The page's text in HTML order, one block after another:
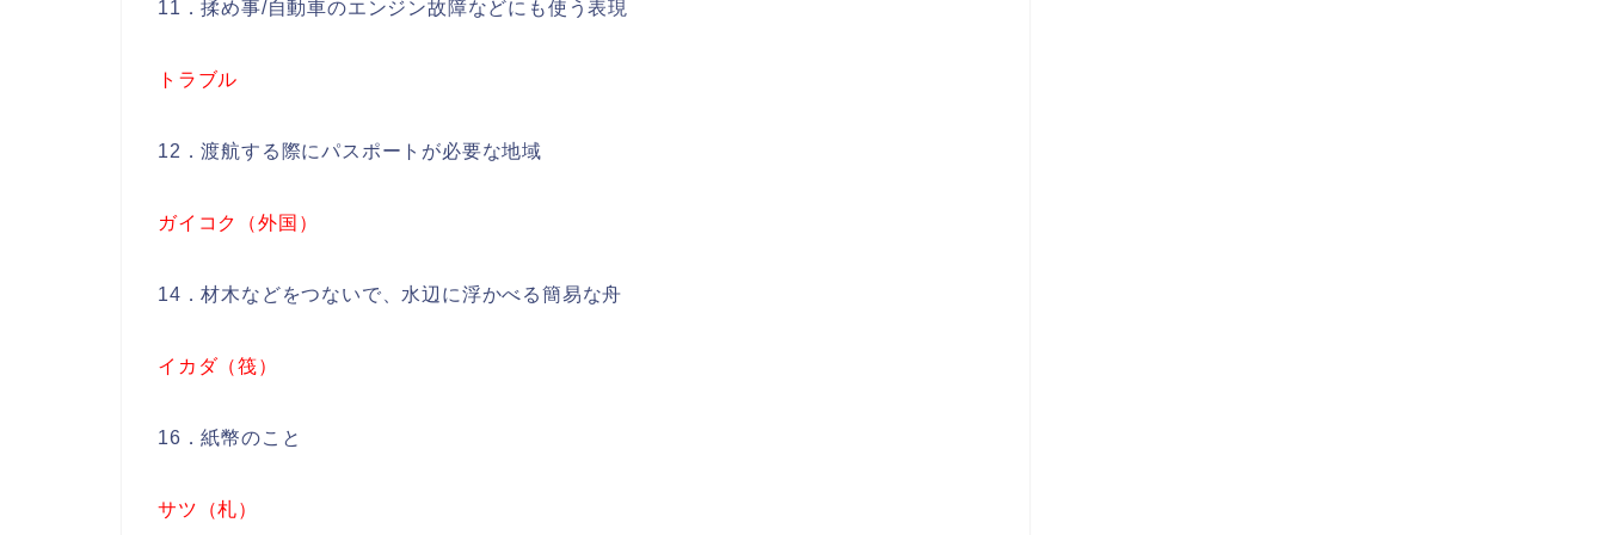
11．揉め事/自動車のエンジン故障などにも使う表現
トラブル
12．渡航する際にパスポートが必要な地域
ガイコク（外国）
14．材木などをつないで、水辺に浮かべる簡易な舟
イカダ（筏）
16．紙幣のこと
サツ（札）